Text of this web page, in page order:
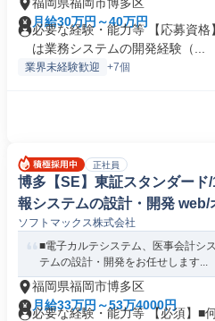
月給30万円～40万円
必要な経験・能力等 【応募資
は業務システムの開発経験（...
業界未経験歓迎 +7個
正社員
博多【SE】東証スタンダード
報システムの設計・開発 web/
ソフトマックス株式会社
■電子カルテシステム、医事会計シ
テムの設計・開発をお任せします...
福岡県福岡市博多区
月給33万円～53万4000円
必要な経験・能力等 【必須】■